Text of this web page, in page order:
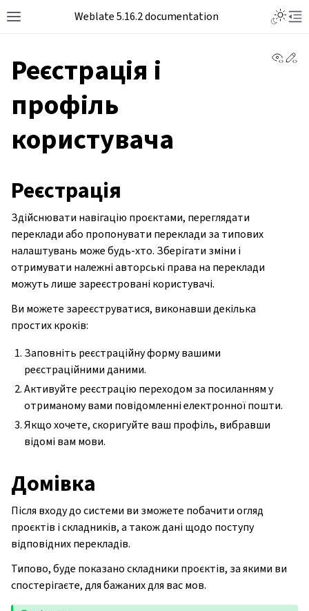
Weblate 5.16.2 documentation
Реєстрація і
профіль
користувача
Реєстрація
Здійснювати навігацію проєктами, переглядати
переклади або пропонувати переклади за типових
налаштувань може будь-хто. Зберігати зміни і
отримувати належні авторські права на переклади
можуть лише зареєстровані користувачі.
Ви можете зареєструватися, виконавши декілька
простих кроків:
Заповніть реєстраційну форму вашими
реєстраційними даними.
Активуйте реєстрацію переходом за посиланням у
отриманому вами повідомленні електронної пошти.
Якщо хочете, скоригуйте ваш профіль, вибравши
відомі вам мови.
Домівка
Після входу до системи ви зможете побачити огляд
проєктів і складників, а також дані щодо поступу
відповідних перекладів.
Типово, буде показано складники проєктів, за якими ви
спостерігаєте, для бажаних для вас мов.